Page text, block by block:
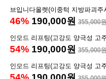
브입니다올렛(이중턱 지방파괴주
46% 190,000원 355,000
인모드 리프팅(고강도 양극성 고
54% 190,000원 355,000
인모드 리프팅(고강도 양극성 고